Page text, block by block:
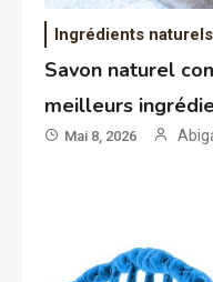
Ingrédients
Savon naturel
meilleurs
Mai 8, 2026